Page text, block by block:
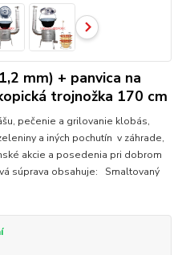
mm) + panvica na
trojnožka 170 cm
pečenie a grilovanie klobás,
a iných pochutín v záhrade,
akcie a posedenia pri dobrom
súprava obsahuje: Smaltovaný